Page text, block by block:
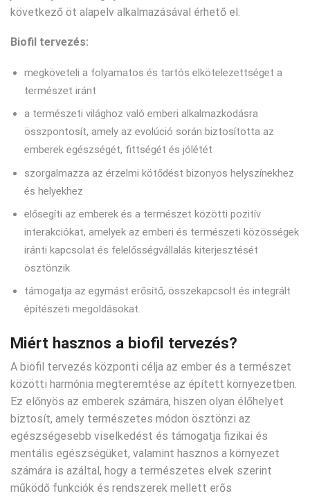
következő öt alapelv alkalmazásával érhető el.
Biofil tervezés:
megköveteli a folyamatos és tartós elkötelezettséget a
természet iránt
a természeti világhoz való emberi alkalmazkodásra
összpontosít, amely az evolúció során biztosította az
emberek egészségét, fittségét és jólétét
szorgalmazza az érzelmi kötődést bizonyos helyszínekhez
és helyekhez
elősegíti az emberek és a természet közötti pozitív
interakciókat, amelyek az emberi és természeti közösségek
iránti kapcsolat és felelősségvállalás kiterjesztését
ösztönzik
támogatja az egymást erősítő, összekapcsolt és integrált
építészeti megoldásokat.
Miért hasznos a biofil tervezés?
A biofil tervezés központi célja az ember és a természet
közötti harmónia megteremtése az épített környezetben.
Ez előnyös az emberek számára, hiszen olyan élőhelyet
biztosít, amely természetes módon ösztönzi az
egészségesebb viselkedést és támogatja fizikai és
mentális egészségüket, valamint hasznos a környezet
számára is azáltal, hogy a természetes elvek szerint
működő funkciók és rendszerek mellett erős